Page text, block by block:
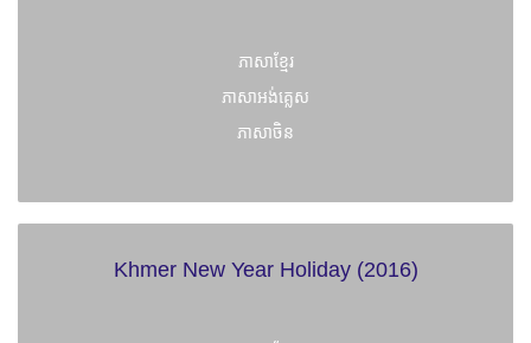
ភាសាខ្មែរ
ភាសាអង់គ្លេស
ភាសាចិន
Khmer New Year Holiday (2016)